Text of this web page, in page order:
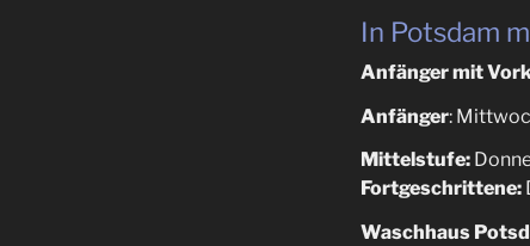
In Potsdam
Anfänger mit
Anfänger:
Mittelstufe:
Fortgeschrittene:
Waschhaus